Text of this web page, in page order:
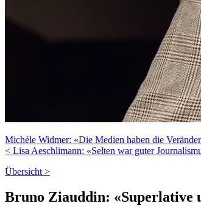
Michèle Widmer: «Die Medien haben die
< Lisa Aeschlimann: «Selten war guter
Übersicht >
Bruno Ziauddin: «Superlative